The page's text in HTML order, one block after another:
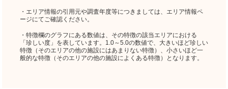
・エリア情報の引用元や調査年度等につきましては、エリア情報ペ
ージにてご確認ください。
・特徴欄のグラフにある数値は、その特徴の該当エリアにおける
「珍しい度」を表しています。1.0～5.0の数値で、大きいほど珍しい
特徴（そのエリアの他の施設にはあまりない特徴）、小さいほど一
般的な特徴（そのエリアの他の施設によくある特徴）となります。